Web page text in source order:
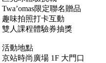
Twa’omas限定聯名贈品
趣味拍照打卡互動
雙人課程體驗券抽獎
活動地點
京站時尚廣場 1F 大門口